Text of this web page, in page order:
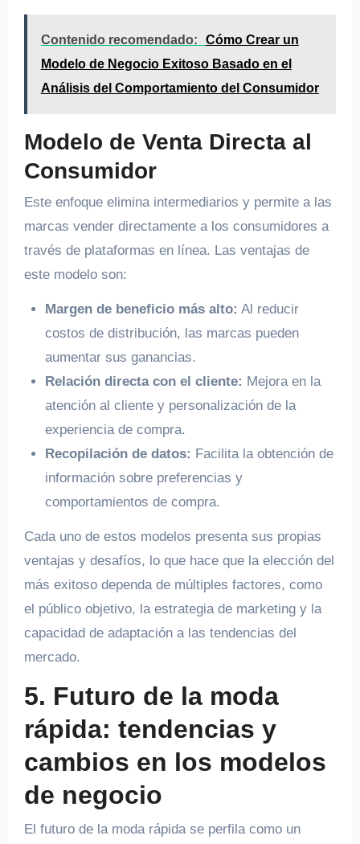
Contenido recomendado:
Cómo Crear un
Modelo de Negocio Exitoso Basado en el
Análisis del Comportamiento del Consumidor
Modelo de Venta Directa al
Consumidor
Este enfoque elimina intermediarios y permite a las
marcas vender directamente a los consumidores a
través de plataformas en línea. Las ventajas de
este modelo son:
Margen de beneficio más alto: Al reducir
costos de distribución, las marcas pueden
aumentar sus ganancias.
Relación directa con el cliente: Mejora en la
atención al cliente y personalización de la
experiencia de compra.
Recopilación de datos: Facilita la obtención de
información sobre preferencias y
comportamientos de compra.
Cada uno de estos modelos presenta sus propias
ventajas y desafíos, lo que hace que la elección del
más exitoso dependa de múltiples factores, como
el público objetivo, la estrategia de marketing y la
capacidad de adaptación a las tendencias del
mercado.
5. Futuro de la moda
rápida: tendencias y
cambios en los modelos
de negocio
El futuro de la moda rápida se perfila como un